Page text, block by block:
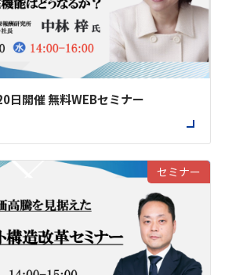
日開催 無料WEBセミナー
セミナー